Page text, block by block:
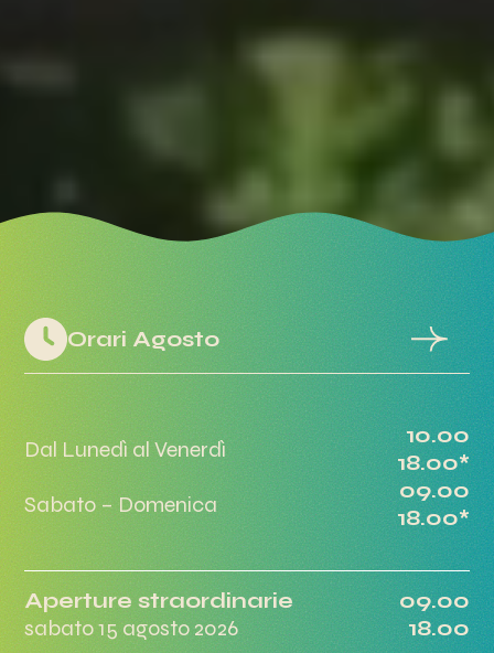
Orari Agosto
Dal Lunedì al Venerdì
10.00
18.00*
Sabato – Domenica
09.00
18.00*
Aperture straordinarie
sabato 15 agosto 2026
09.00
18.00